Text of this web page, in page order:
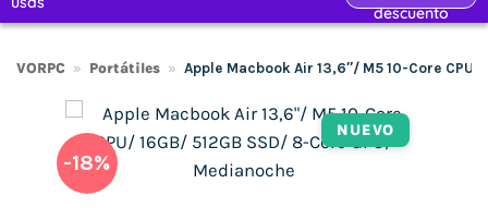
VORPC » Portátiles » Apple Macbook Air 13,6″/ M5 10-Core
NUEVO
-18%